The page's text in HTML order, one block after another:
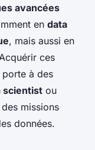
avancées
en data
, mais aussi en
ces
à des
scientist ou
missions
données.